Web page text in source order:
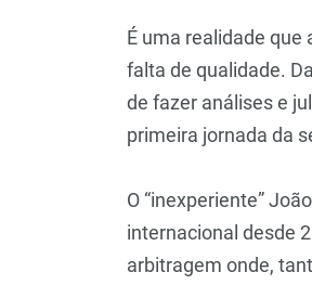
É uma realidade que
falta de qualidade.
de fazer análises e
primeira jornada da
O “inexperiente”
internacional desde
arbitragem onde,